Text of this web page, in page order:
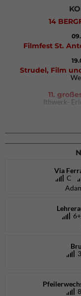
14
Filmfest St.
Strudel, Film
11.
Ithwerk-
DAV Kletter- &
Via
C